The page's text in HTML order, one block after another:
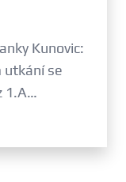
Kunovic:
utkání se
1.A…